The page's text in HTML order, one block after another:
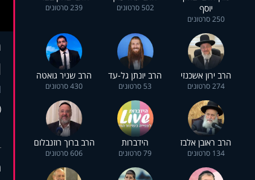
יוסף
250 סרטונים
502 סרטונים 239 סרטונים
הרב ירון אשכנזי
274 סרטונים
הרב יונתן גל-עד
53 סרטונים
הרב שניר גואטה
430 סרטונים
הרב ראובן אלבז
134 סרטונים
הידברות
79 סרטונים
הרב ברוך רוזנבלום
606 סרטונים